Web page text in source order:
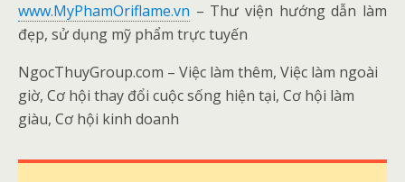
www.MyPhamOriflame.vn – Thư viện hướng dẫn làm
đẹp, sử dụng mỹ phẩm trực tuyến
NgocThuyGroup.com – Việc làm thêm, Việc làm ngoài
giờ, Cơ hội thay đổi cuộc sống hiện tại, Cơ hội làm
giàu, Cơ hội kinh doanh